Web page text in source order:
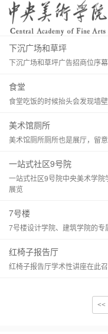
下沉广场和草坪
下沉广场和草坪广告招商位序
食堂
食堂吃饭的时候抬头会发现墙
美术馆厕所
美术馆厕所厕所也是展厅，留
​一站式社区9号院
一站式社区9号院中央美术学
展览
7号楼
7号楼设计学院、建筑学院的专
红椅子报告厅
红椅子报告厅学术性讲座在此
<<